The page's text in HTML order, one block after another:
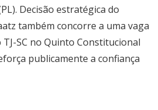
Decisão estratégica do
também concorre a uma vaga
SC no Quinto Constitucional
publicamente a confiança